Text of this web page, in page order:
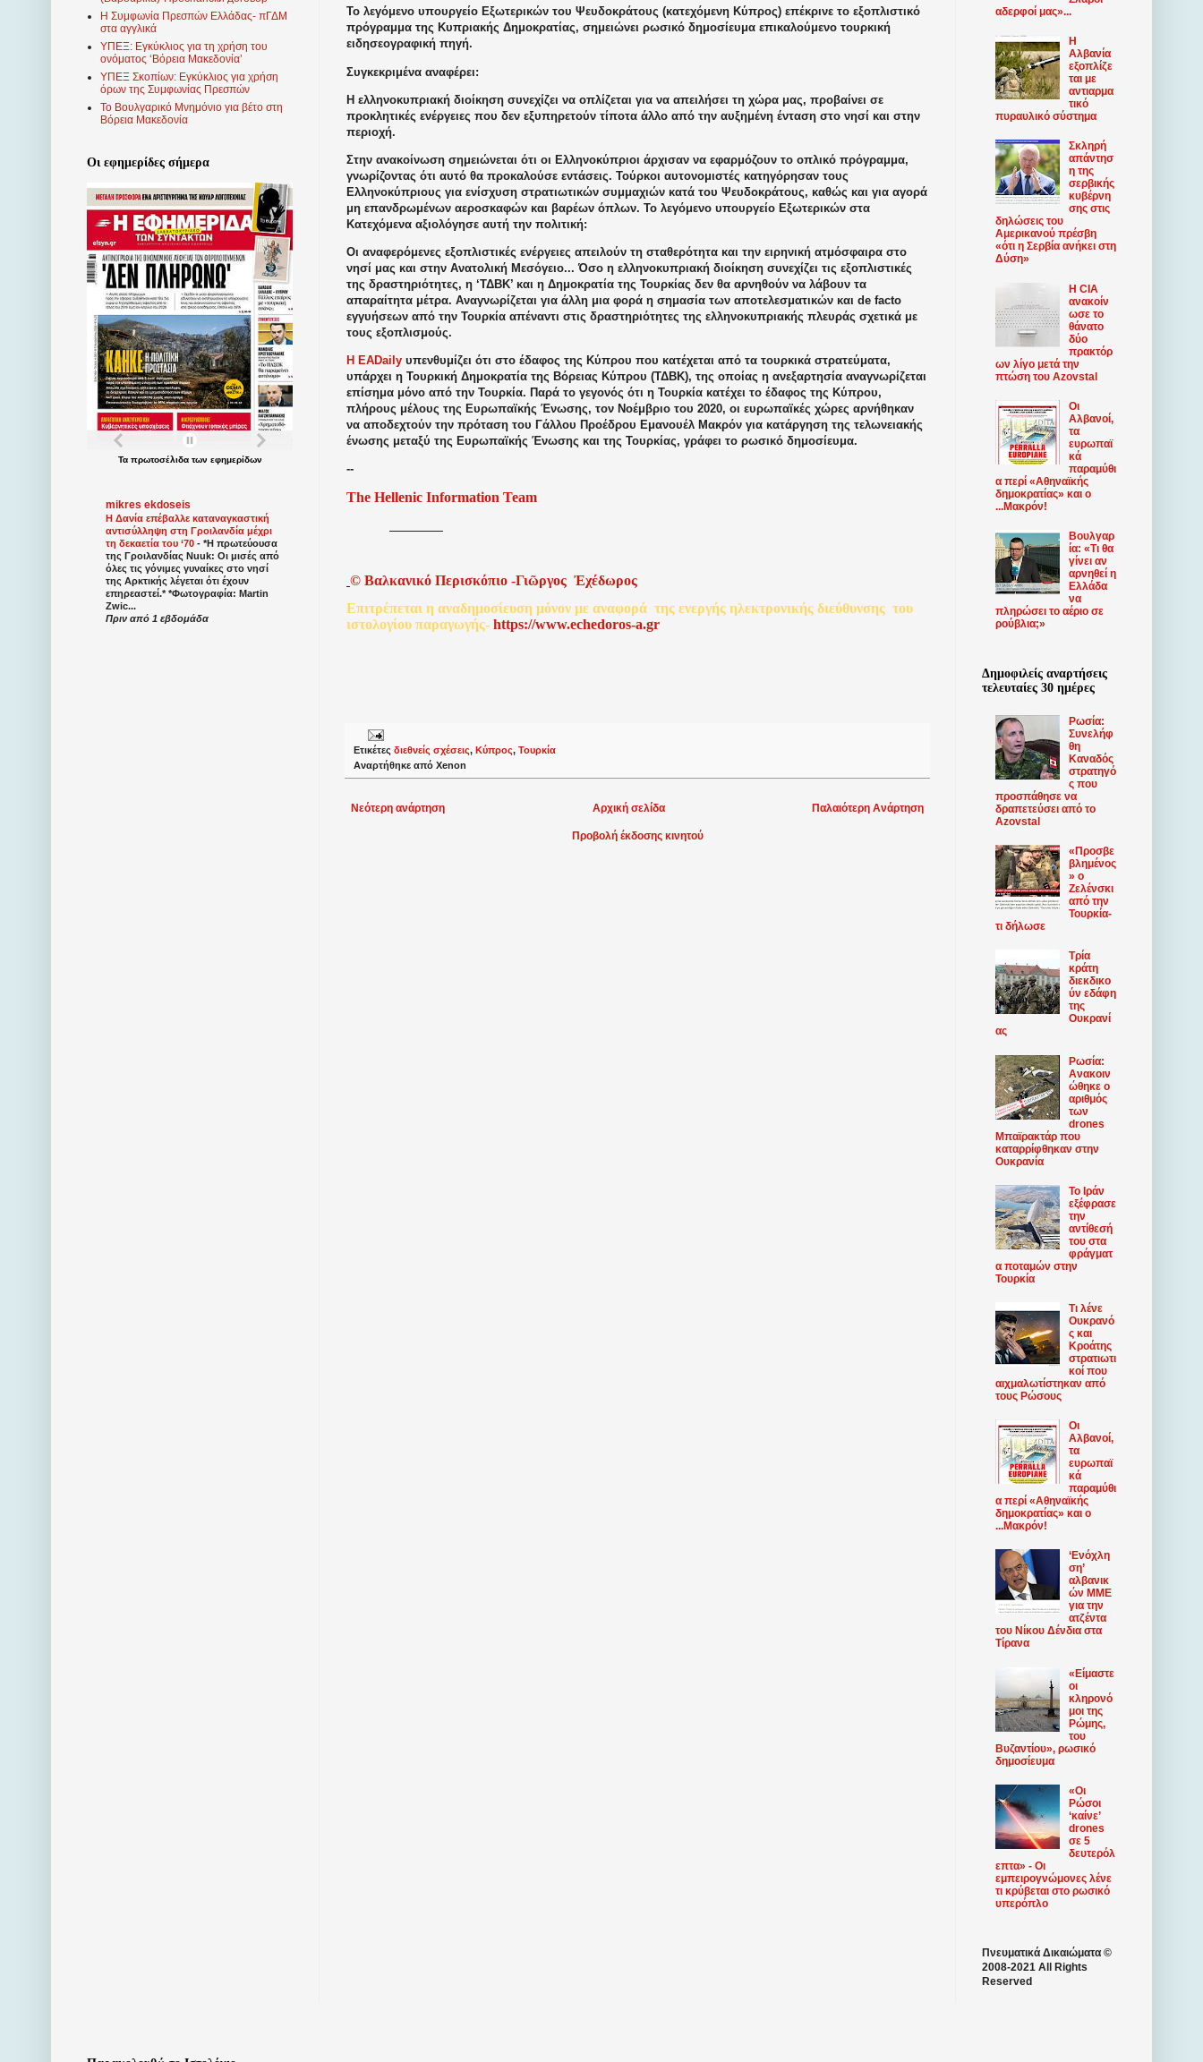
Το λεγόμενο υπουργείο Εξωτερικών του Ψευδοκράτους (κατεχόμενη Κύπρος) επέκρινε το εξοπλιστικό
πρόγραμμα της Κυπριακής Δημοκρατίας, σημειώνει ρωσικό δημοσίευμα επικαλούμενο τουρκική
ειδησεογραφική πηγή.
Συγκεκριμένα αναφέρει:
Η ελληνοκυπριακή διοίκηση συνεχίζει να οπλίζεται για να απειλήσει τη χώρα μας, προβαίνει σε
προκλητικές ενέργειες που δεν εξυπηρετούν τίποτα άλλο από την αυξημένη ένταση στο νησί και στην
περιοχή.
Στην ανακοίνωση σημειώνεται ότι οι Ελληνοκύπριοι άρχισαν να εφαρμόζουν το οπλικό πρόγραμμα,
γνωρίζοντας ότι αυτό θα προκαλούσε εντάσεις. Τούρκοι αυτονομιστές κατηγόρησαν τους
Ελληνοκύπριους για ενίσχυση στρατιωτικών συμμαχιών κατά του Ψευδοκράτους, καθώς και για αγορά
μη επανδρωμένων αεροσκαφών και βαρέων όπλων. Το λεγόμενο υπουργείο Εξωτερικών στα
Κατεχόμενα αξιολόγησε αυτή την πολιτική:
Οι αναφερόμενες εξοπλιστικές ενέργειες απειλούν τη σταθερότητα και την ειρηνική ατμόσφαιρα στο
νησί μας και στην Ανατολική Μεσόγειο... Όσο η ελληνοκυπριακή διοίκηση συνεχίζει τις εξοπλιστικές
της δραστηριότητες, η ‘ΤΔΒΚ’ και η Δημοκρατία της Τουρκίας δεν θα αρνηθούν να λάβουν τα
απαραίτητα μέτρα. Αναγνωρίζεται για άλλη μια φορά η σημασία των αποτελεσματικών και de facto
εγγυήσεων από την Τουρκία απέναντι στις δραστηριότητες της ελληνοκυπριακής πλευράς σχετικά με
τους εξοπλισμούς.
Η EADaily υπενθυμίζει ότι στο έδαφος της Κύπρου που κατέχεται από τα τουρκικά στρατεύματα,
υπάρχει η Τουρκική Δημοκρατία της Βόρειας Κύπρου (ΤΔΒΚ), της οποίας η ανεξαρτησία αναγνωρίζεται
επίσημα μόνο από την Τουρκία. Παρά το γεγονός ότι η Τουρκία κατέχει το έδαφος της Κύπρου,
πλήρους μέλους της Ευρωπαϊκής Ένωσης, τον Νοέμβριο του 2020, οι ευρωπαϊκές χώρες αρνήθηκαν
να αποδεχτούν την πρόταση του Γάλλου Προέδρου Εμανουέλ Μακρόν για κατάργηση της τελωνειακής
ένωσης μεταξύ της Ευρωπαϊκής Ένωσης και της Τουρκίας, γράφει το ρωσικό δημοσίευμα.
--
The Hellenic Information Team
© Βαλκανικό Περισκόπιο -Γιῶργος Ἐχέδωρος
Επιτρέπεται η αναδημοσίευση μόνον με αναφορά της ενεργής ηλεκτρονικής διεύθυνσης του
ιστολογίου παραγωγής- https://www.echedoros-a.gr
Ετικέτες διεθνείς σχέσεις, Κύπρος, Τουρκία
Αναρτήθηκε από Xenon
Νεότερη ανάρτηση Παλαιότερη Ανάρτηση
Αρχική σελίδα
Προβολή έκδοσης κινητού
Η Συμφωνία Πρεσπών Ελλάδας- πΓΔΜ
στα αγγλικά
ΥΠΕΞ: Εγκύκλιος για τη χρήση του
ονόματος ‘Βόρεια Μακεδονία’
ΥΠΕΞ Σκοπίων: Εγκύκλιος για χρήση
όρων της Συμφωνίας Πρεσπών
Το Βουλγαρικό Μνημόνιο για βέτο στη
Βόρεια Μακεδονία
Οι εφημερίδες σήμερα
Τα πρωτοσέλιδατων εφημερίδων
mikres ekdoseis
Η Δανία επέβαλλε καταναγκαστική
αντισύλληψη στη Γροιλανδία μέχρι
τη δεκαετία του ‘70 - *Η πρωτεύουσα
της Γροιλανδίας Nuuk: Οι μισές από
όλες τις γόνιμες γυναίκες στο νησί
της Αρκτικής λέγεται ότι έχουν
επηρεαστεί.* *Φωτογραφία: Martin
Zwic...
Πριν από 1 εβδομάδα
αδερφοί μας»...
Η
Αλβανία
εξοπλίζε
ται με
αντιαρμα
τικό
πυραυλικό σύστημα
Σκληρή
απάντησ
η της
σερβικής
κυβέρνη
σης στις
δηλώσεις του
Αμερικανού πρέσβη
«ότι η Σερβία ανήκει στη
Δύση»
Η CIA
ανακοίν
ωσε το
θάνατο
δύο
πρακτόρ
ων λίγο μετά την
πτώση του Azovstal
Οι
Αλβανοί,
τα
ευρωπαϊ
κά
παραμύθι
α περί «Αθηναϊκής
δημοκρατίας» και ο
...Μακρόν!
Βουλγαρ
ία: «Τι θα
γίνει αν
αρνηθεί η
Ελλάδα
να
πληρώσει το αέριο σε
ρούβλια;»
Δημοφιλείς αναρτήσεις
τελευταίες 30 ημέρες
Ρωσία:
Συνελήφ
θη
Καναδός
στρατηγό
ς που
προσπάθησε να
δραπετεύσει από το
Azovstal
«Προσβε
βλημένος
» ο
Ζελένσκι
από την
Τουρκία-
τι δήλωσε
Τρία
κράτη
διεκδικο
ύν εδάφη
της
Ουκρανί
ας
Ρωσία:
Ανακοιν
ώθηκε ο
αριθμός
των
drones
Μπαϊρακτάρ που
καταρρίφθηκαν στην
Ουκρανία
Το Ιράν
εξέφρασε
την
αντίθεσή
του στα
φράγματ
α ποταμών στην
Τουρκία
Τι λένε
Ουκρανό
ς και
Κροάτης
στρατιωτι
κοί που
αιχμαλωτίστηκαν από
τους Ρώσους
Οι
Αλβανοί,
τα
ευρωπαϊ
κά
παραμύθι
α περί «Αθηναϊκής
δημοκρατίας» και ο
...Μακρόν!
‘Ενόχλη
ση’
αλβανικ
ών ΜΜΕ
για την
ατζέντα
του Νίκου Δένδια στα
Τίρανα
«Είμαστε
οι
κληρονό
μοι της
Ρώμης,
του
Βυζαντίου», ρωσικό
δημοσίευμα
«Οι
Ρώσοι
‘καίνε’
drones
σε 5
δευτερόλ
επτα» - Οι
εμπειρογνώμονες λένε
τι κρύβεται στο ρωσικό
υπερόπλο
Πνευματικά Δικαιώματα ©
2008-2021 All Rights
Reserved